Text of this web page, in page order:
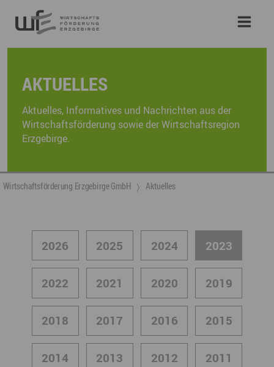
AKTUELLES
Aktuelles, Informatives und Nachrichten aus der
Wirtschaftsförderung sowie der Wirtschaftsregion
Erzgebirge.
Wirtschaftsförderung Erzgebirge GmbH Aktuelles
2026 2025 2024 2023
2022 2021 2020 2019
2018 2017 2016 2015
2014 2013 2012 2011